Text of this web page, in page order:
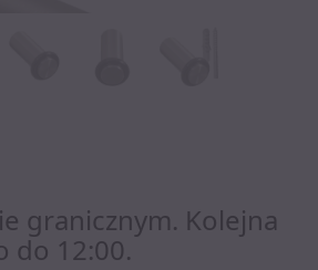
granicznym. Kolejna
do 12:00.